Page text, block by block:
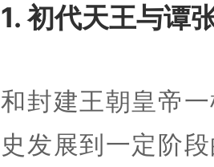
1. 初代天王与谭
和封建王朝皇帝
史发展到一定阶